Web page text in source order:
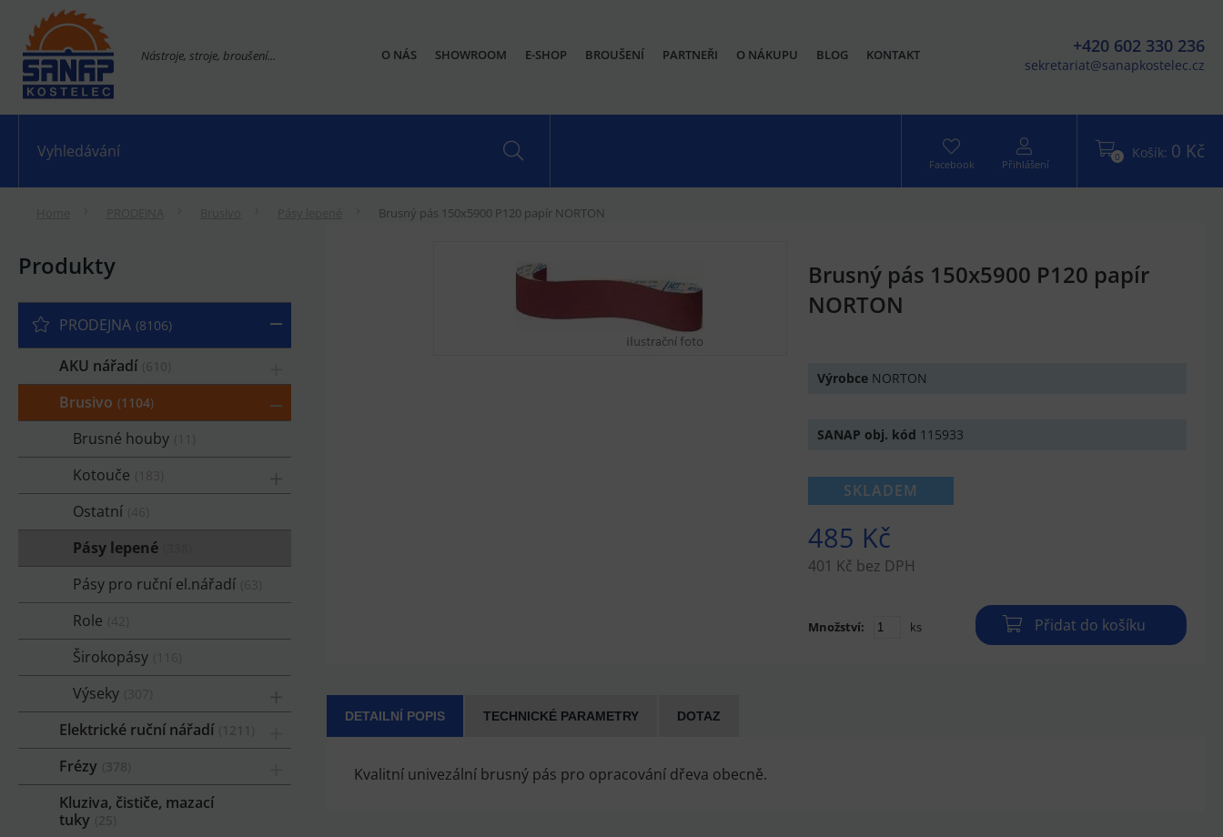
Nástroje, stroje, broušení... +420 602 330 236
sekretariat@sanapkostelec.cz
O NÁS SHOWROOM E-SHOP BROUŠENÍ PARTNEŘI O NÁKUPU BLOG KONTAKT
0 Košík: 0 Kč
Facebook Přihlášení
Brusný pás 150x5900 P120 papír NORTON
Produkty
PRODEJNA 8106
AKU nářadí
Brusivo 1104
Brusné houby
Kotouče
Ostatní
Pásy lepené
Pásy pro ruční el.nářadí
Role
Širokopásy
Výseky
Elektrické ruční nářadí
Frézy
Kluziva, čističe, mazací
tuky
Brusný pás 150x5900 P120 papír
NORTON
Výrobce NORTON
SANAP obj. kód 115933
SKLADEM
485 Kč
401 Kč bez DPH
Množství: ks Přidat do košíku
DETAILNÍ POPIS TECHNICKÉ PARAMETRY DOTAZ
Kvalitní univezální brusný pás pro opracování dřeva obecně.